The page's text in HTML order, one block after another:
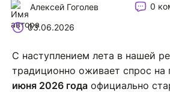
Алексей Гоголев 0
03.06.2026
С наступлением лета в нашей
традиционно оживает спрос на
июня 2026 года официально